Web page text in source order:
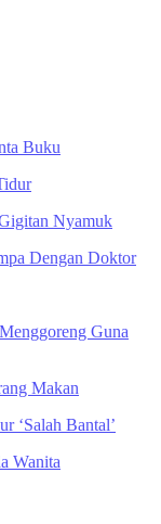
Buku
Nyamuk
Dengan Doktor
Guna
Makan
‘Salah Bantal’
Wanita